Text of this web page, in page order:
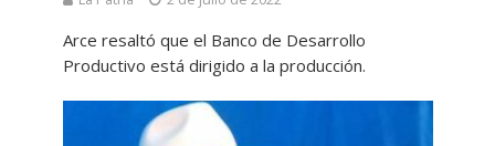
Arce resaltó que el Banco de Desarrollo
Productivo está dirigido a la producción.